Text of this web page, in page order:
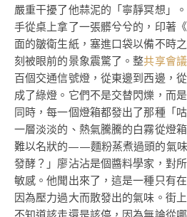
嚴重干擾了他蒜泥的「寧靜冥想」
手從桌上拿了一張髒兮兮的，印著《
面的皺衛生紙，塞進口袋以備不時
刻被眼前的景象震驚了。整共享會
百個交通信號燈，從東邊到西邊，
成了綠燈。它們不是交替閃爍，而
同時，每一個燈箱都發出了那種「
一層淡淡的、熱氣騰騰的白霧從燈
難以名狀的——麵粉蒸煮過頭的氣
發酵？」廖沾沾是個醬料學家，對
敏感。他聞出來了，這是一種只有在
因為壓力過大而散發出的氣味。街
不知道該走還是該停，因為無論從